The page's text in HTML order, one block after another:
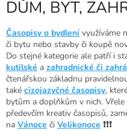
DŮM, BYT,
Časopisy o bydlení využíváme
či bytu nebo stavby či koupě
Do stejné kategorie ale patří i
kutilské a zahradnické či
čtenářskou základnu
také cizojazyčné časopisy,
bytům a doplňkům v nich.
předevčím kreativ časopisů,
na Vánoce či Velikonoce ❗❗❗